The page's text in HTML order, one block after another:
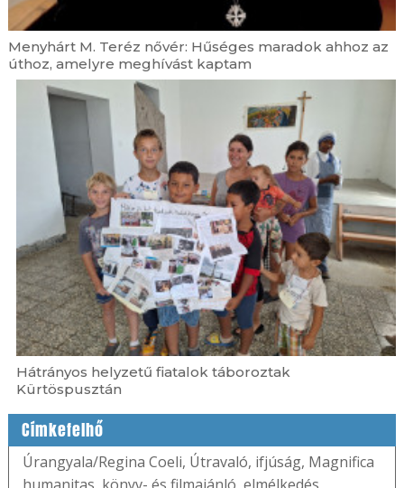
Menyhárt M. Teréz nővér: Hűséges maradok ahhoz az
úthoz, amelyre meghívást kaptam
Hátrányos helyzetű fiatalok táboroztak
Kürtöspusztán
Címkefelhő
Úrangyala/Regina Coeli, Útravaló, ifjúság, Magnifica